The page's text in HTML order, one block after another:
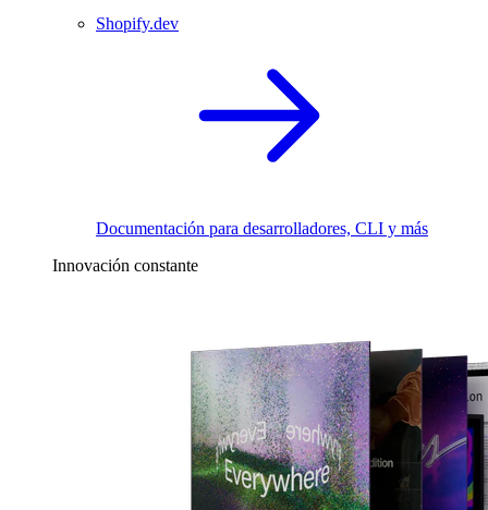
Shopify.dev
Documentación para desarrolladores, CLI y más
Innovación constante